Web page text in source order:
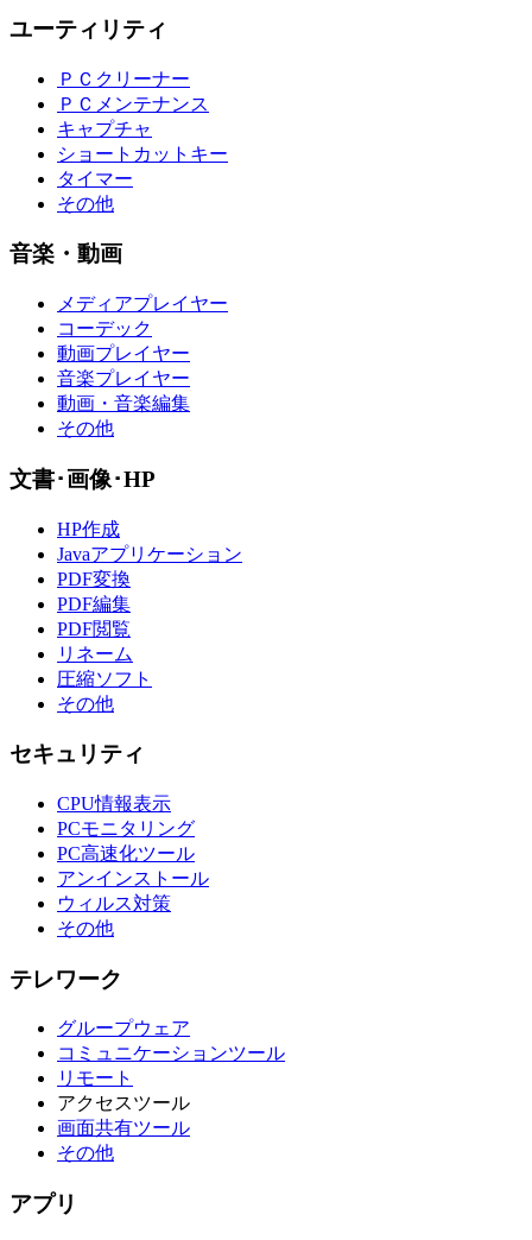
ユーティリティ
ＰＣクリーナー
ＰＣメンテナンス
キャプチャ
ショートカットキー
タイマー
その他
音楽・動画
メディアプレイヤー
コーデック
動画プレイヤー
音楽プレイヤー
動画・音楽編集
その他
文書･画像･HP
HP作成
Javaアプリケーション
PDF変換
PDF編集
PDF閲覧
リネーム
圧縮ソフト
その他
セキュリティ
CPU情報表示
PCモニタリング
PC高速化ツール
アンインストール
ウィルス対策
その他
テレワーク
グループウェア
コミュニケーションツール
リモート
アクセスツール
画面共有ツール
その他
アプリ